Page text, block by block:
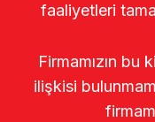
faaliyetleri
Firmamızın bu
ilişkisi